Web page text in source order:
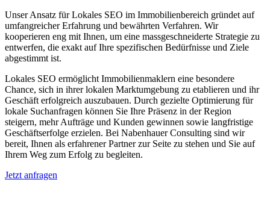
Unser Ansatz für Lokales SEO im Immobilienbereich gründet auf
umfangreicher Erfahrung und bewährten Verfahren. Wir
kooperieren eng mit Ihnen, um eine massgeschneiderte Strategie zu
entwerfen, die exakt auf Ihre spezifischen Bedürfnisse und Ziele
abgestimmt ist.
Lokales SEO ermöglicht Immobilienmaklern eine besondere
Chance, sich in ihrer lokalen Marktumgebung zu etablieren und ihr
Geschäft erfolgreich auszubauen. Durch gezielte Optimierung für
lokale Suchanfragen können Sie Ihre Präsenz in der Region
steigern, mehr Aufträge und Kunden gewinnen sowie langfristige
Geschäftserfolge erzielen. Bei Nabenhauer Consulting sind wir
bereit, Ihnen als erfahrener Partner zur Seite zu stehen und Sie auf
Ihrem Weg zum Erfolg zu begleiten.
Jetzt anfragen